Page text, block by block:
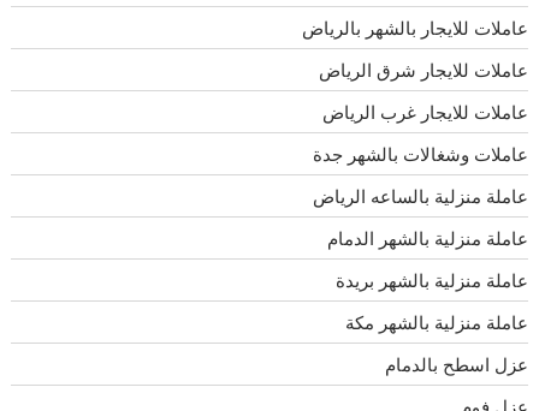
عاملات للايجار بالشهر بالرياض
عاملات للايجار شرق الرياض
عاملات للايجار غرب الرياض
عاملات وشغالات بالشهر جدة
عاملة منزلية بالساعه الرياض
عاملة منزلية بالشهر الدمام
عاملة منزلية بالشهر بريدة
عاملة منزلية بالشهر مكة
عزل اسطح بالدمام